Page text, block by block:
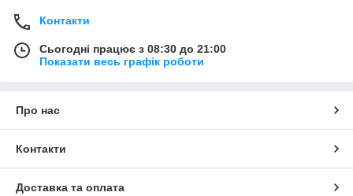
Контакти
Сьогодні працює з 08:30 до 21:00
Показати весь графік роботи
Про нас
Контакти
Доставка та оплата